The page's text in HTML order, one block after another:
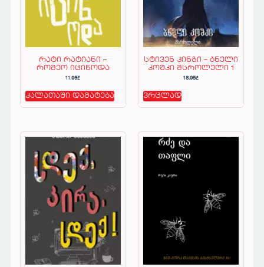
რატი რატიანი –
რომეო იცინოდა
11.95₾
კალათაში დამატება
სტივენ კინგი – ბნელი
კოშკი მსროლელი 1
18.95₾
ვრცლად